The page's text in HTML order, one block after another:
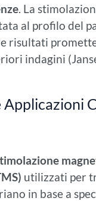
. La
al profilo del
risultati
indagini
Applicazioni
utilizzati per
in base a